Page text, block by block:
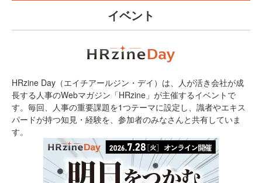
イベント
HRzine Day（エイチアールジン・デイ）は、人が活き会社が成
長する人事のWebマガジン「HRzine」が主催するイベントで
す。毎回、人事の重要課題を1つテーマに設定し、識者やエキス
パードが持つ知見・経験を、参加者のみなさんと共有していま
す。